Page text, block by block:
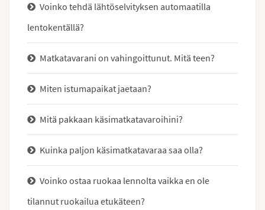
Voinko tehdä lähtöselvityksen automaatilla
lentokentällä?
Matkatavarani on vahingoittunut. Mitä teen?
Miten istumapaikat jaetaan?
Mitä pakkaan käsimatkatavaroihini?
Kuinka paljon käsimatkatavaraa saa olla?
Voinko ostaa ruokaa lennolta vaikka en ole
tilannut ruokailua etukäteen?